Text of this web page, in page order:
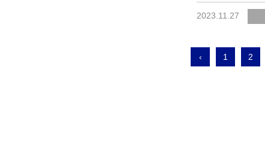
2023.11.27
‹ 1 2